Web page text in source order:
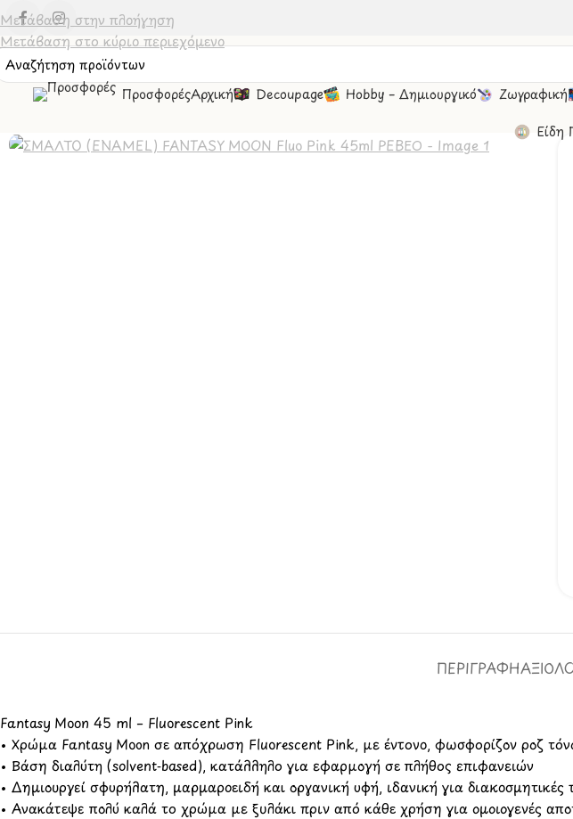
Μετάβαση στην πλοήγηση
Μετάβαση στο κύριο περιεχόμενο
ΠροσφορέςΑρχική Decoupage Hobby – Δημιουργικό Ζωγραφική
Είδη
ΠΕΡΙΓΡΑΦΉ
Fantasy Moon 45 ml – Fluorescent Pink
• Χρώμα Fantasy Moon σε απόχρωση Fluorescent Pink, με έντονο, φωσφορίζον ροζ
• Βάση διαλύτη (solvent‑based), κατάλληλο για εφαρμογή σε πλήθος επιφανειών
• Δημιουργεί σφυρήλατη, μαρμαροειδή και οργανική υφή, ιδανική για διακοσμητικές
• Ανακάτεψε πολύ καλά το χρώμα με ξυλάκι πριν από κάθε χρήση για ομοιογενές